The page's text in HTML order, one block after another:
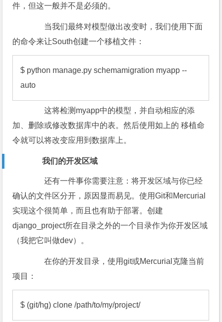
件，但这一般并不是必须的。
当我们最终对模型做出改变时，我们使用下面
的命令来让South创建一个移植文件：
$ python manage.py schemamigration myapp --
auto
这将检测myapp中的模型，并自动相应的添
加、删除或修改数据库中的表。然后使用如上的 移植命
令就可以将改变应用到数据库上。
我们的开发区域
还有一件事你需要注意：将开发区域与你已经
确认的文件区分开，原因显而易见。使用Git和Mercurial
实现这个很简单，而且也有助于部署。创建
django_project所在目录之外的一个目录作为你开发区域
（我把它叫做dev）。
在你的开发目录，使用git或Mercurial克隆当前
项目：
$ (git/hg) clone /path/to/my/project/